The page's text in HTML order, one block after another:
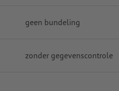
geen bundeling
zonder gegevenscontrole